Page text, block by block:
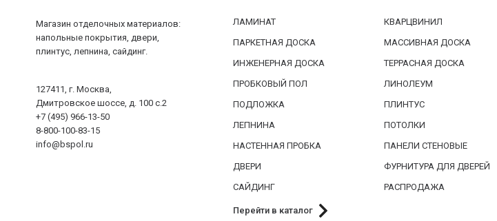
Магазин отделочных материалов:
напольные покрытия, двери,
плинтус, лепнина, сайдинг.
127411, г. Москва,
Дмитровское шоссе, д. 100 с.2
+7 (495) 966-13-50
8-800-100-83-15
info@bspol.ru
ЛАМИНАТ
КВАРЦВИНИЛ
ПАРКЕТНАЯ ДОСКА
МАССИВНАЯ ДОСКА
ИНЖЕНЕРНАЯ ДОСКА
ТЕРРАСНАЯ ДОСКА
ПРОБКОВЫЙ ПОЛ
ЛИНОЛЕУМ
ПОДЛОЖКА
ПЛИНТУС
ЛЕПНИНА
ПОТОЛКИ
НАСТЕННАЯ ПРОБКА
ПАНЕЛИ СТЕНОВЫЕ
ДВЕРИ
ФУРНИТУРА ДЛЯ ДВЕРЕЙ
САЙДИНГ
РАСПРОДАЖА
Перейти в каталог